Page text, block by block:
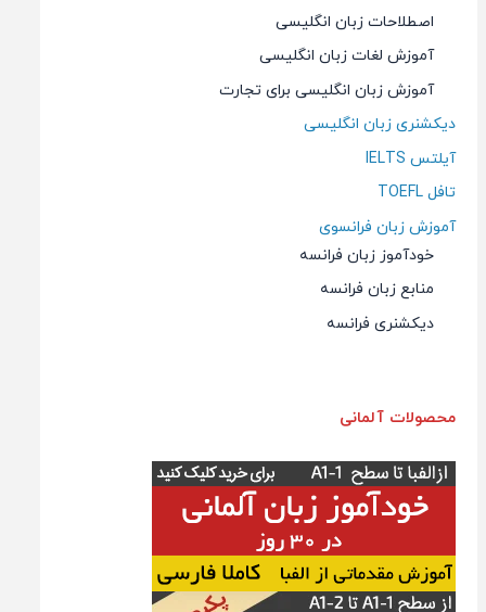
اصطلاحات زبان انگلیسی
آموزش لغات زبان انگلیسی
آموزش زبان انگلیسی برای تجارت
دیکشنری زبان انگلیسی
آیلتس IELTS
تافل TOEFL
آموزش زبان فرانسوی
خودآموز زبان فرانسه
منابع زبان فرانسه
دیکشنری فرانسه
محصولات آلمانی